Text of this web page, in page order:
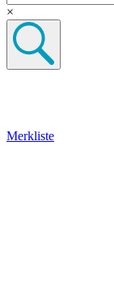
×
Merkliste